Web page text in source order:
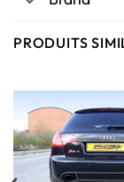
PRODUITS